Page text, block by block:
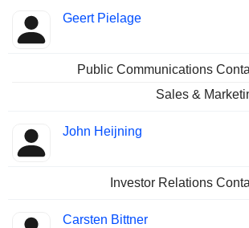
Geert Pielage
Public Communications
Sales &
John Heijning
Investor Relations
Carsten Bittner